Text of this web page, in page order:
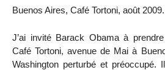
Buenos Aires, Café Tortoni, août 2009.
J’ai invité Barack Obama à
Café Tortoni, avenue de Mai à
Washington perturbé et préoccupé.